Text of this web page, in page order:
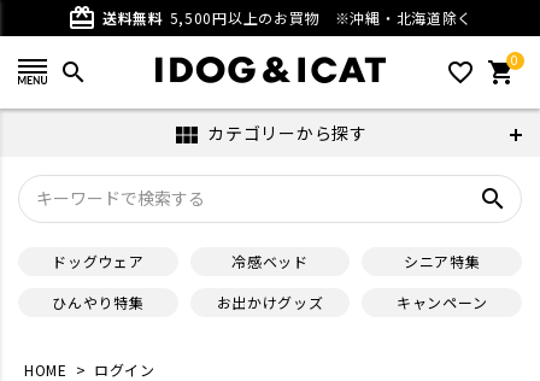
card_giftcard 送料無料 5,500円以上のお買物 ※沖縄・北海道除く
search favorite_outline 0
shopping_cart
view_module カテゴリーから探す
search
ドッグウェア 冷感ベッド
シニア特集
ひんやり特集
お出かけグッズ キャンペーン
HOME ログイン